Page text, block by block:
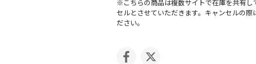
※こちらの商品は複数サイトで在庫を共有
セルとさせていただきます。キャンセルの
ださい。